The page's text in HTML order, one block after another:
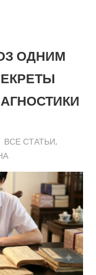
ОДНИМ
ВСЕ СТАТЬИ,